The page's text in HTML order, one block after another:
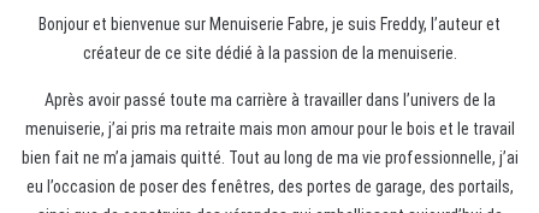
Bonjour et bienvenue sur Menuiserie Fabre, je suis Freddy, l’auteur et
créateur de ce site dédié à la passion de la menuiserie.
Après avoir passé toute ma carrière à travailler dans l’univers de la
menuiserie, j’ai pris ma retraite mais mon amour pour le bois et le travail
bien fait ne m’a jamais quitté. Tout au long de ma vie professionnelle, j’ai
eu l’occasion de poser des fenêtres, des portes de garage, des portails,